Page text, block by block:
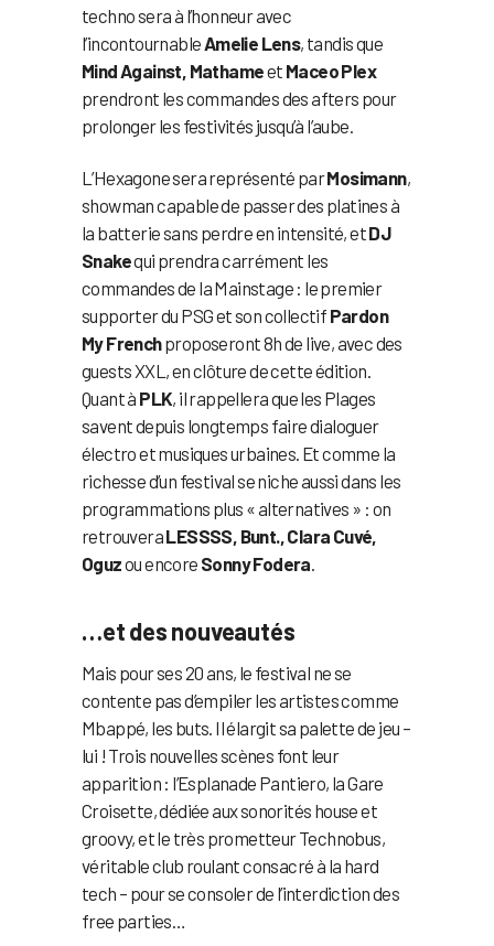
techno sera à l’honneur avec
l’incontournable Amelie Lens, tandis que
Mind Against, Mathameet Maceo Plex
prendront les commandes des afters pour
prolonger les festivités jusqu’à l’aube.
L’Hexagone sera représenté parMosimann,
showman capable de passer des platines à
la batterie sans perdre en intensité, etDJ
Snakequi prendra carrément les
commandes de la Mainstage : le premier
supporter du PSG et son collectif Pardon
My Frenchproposeront 8h de live, avec des
guests XXL, en clôture de cette édition.
Quant à PLK, il rappellera que les Plages
savent depuis longtemps faire dialoguer
électro et musiques urbaines. Et comme la
richesse d’un festival se niche aussi dans les
programmations plus « alternatives » : on
retrouveraLESSSS, Bunt., Clara Cuvé,
Oguzou encore Sonny Fodera
…et des nouveautés
Mais pour ses 20 ans, le festival ne se
contente pas d’empiler les artistes comme
Mbappé, les buts. Il élargit sa palette de jeu –
lui ! Trois nouvelles scènes font leur
apparition : l’Esplanade Pantiero, la Gare
Croisette, dédiée aux sonorités house et
groovy, et le très prometteur Technobus,
véritable club roulant consacré à la hard
tech – pour se consoler de l’interdiction des
free parties…